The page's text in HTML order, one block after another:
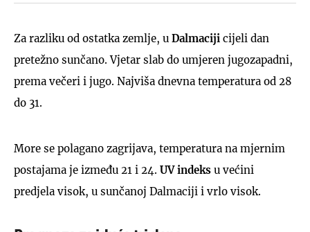
Za razliku od ostatka zemlje, u Dalmaciji cijeli dan
pretežno sunčano. Vjetar slab do umjeren jugozapadni,
prema večeri i jugo. Najviša dnevna temperatura od 28
do 31.
More se polagano zagrijava, temperatura na mjernim
postajama je između 21 i 24. UV indeks u većini
predjela visok, u sunčanoj Dalmaciji i vrlo visok.